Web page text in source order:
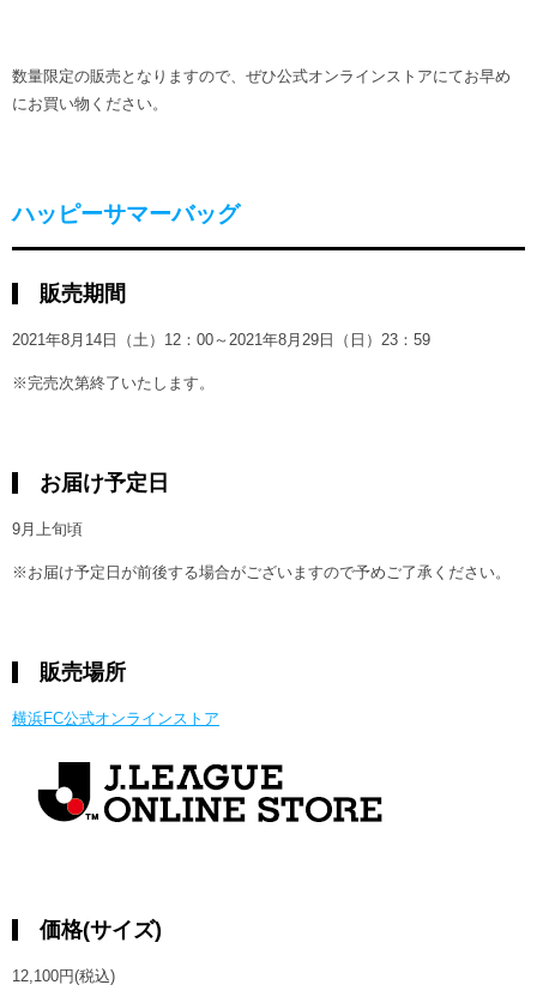
数量限定の販売となりますので、ぜひ公式オンラインストアにてお早め
にお買い物ください。
ハッピーサマーバッグ
販売期間
2021年8月14日（土）12：00～2021年8月29日（日）23：59
※完売次第終了いたします。
お届け予定日
9月上旬頃
※お届け予定日が前後する場合がございますので予めご了承ください。
販売場所
横浜FC公式オンラインストア
価格(サイズ)
12,100円(税込)